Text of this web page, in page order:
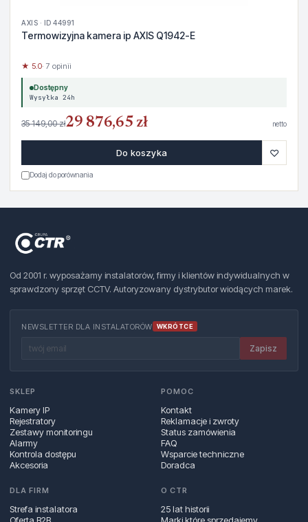
AXIS · ID 44991
Termowizyjna kamera ip AXIS Q1942-E
★ 5.0· 7 opinii
Dostępny
Wysyłka 24h
35 149,00 zł29 876,65 zł netto
Do koszyka ♡
Dodaj do porównania
Od 2001 r. wyposażamy instalatorów, firmy i klientów indywidualnych w
sprawdzony sprzęt CCTV. Autoryzowany dystrybutor wiodących marek.
NEWSLETTER DLA INSTALATORÓW WKRÓTCE
Zapisz
SKLEP
Kamery IP
Rejestratory
Zestawy monitoringu
Alarmy
Kontrola dostępu
Akcesoria
POMOC
Kontakt
Reklamacje i zwroty
Status zamówienia
FAQ
Wsparcie techniczne
Doradca
DLA FIRM
Strefa instalatora
O CTR
25 lat historii